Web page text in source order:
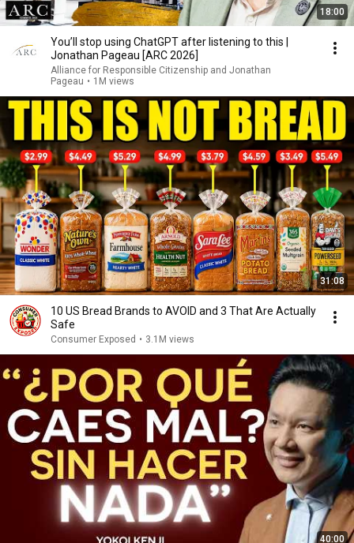
18:00
You’ll stop using ChatGPT after listening to this |
Jonathan Pageau [ARC 2026]
Alliance for Responsible Citizenship and Jonathan
Pageau • 1M views
31:08
10 US Bread Brands to AVOID and 3 That Are Actually
Safe
Consumer Exposed • 3.1M views
40:00